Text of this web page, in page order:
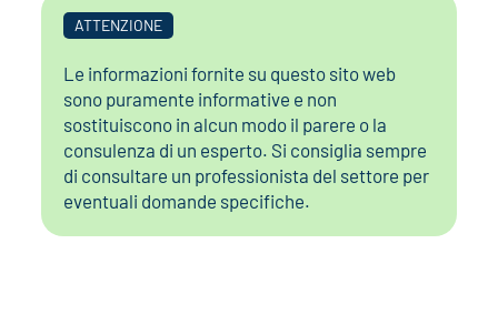
ATTENZIONE
Le informazioni fornite su questo sito web
sono puramente informative e non
sostituiscono in alcun modo il parere o la
consulenza di un esperto. Si consiglia sempre
di consultare un professionista del settore per
eventuali domande specifiche.